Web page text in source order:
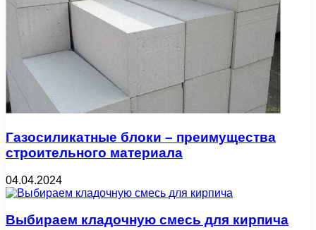
Газосиликатные блоки – преимущества
строительного материала
04.04.2024
Выбираем кладочную смесь для кирпича